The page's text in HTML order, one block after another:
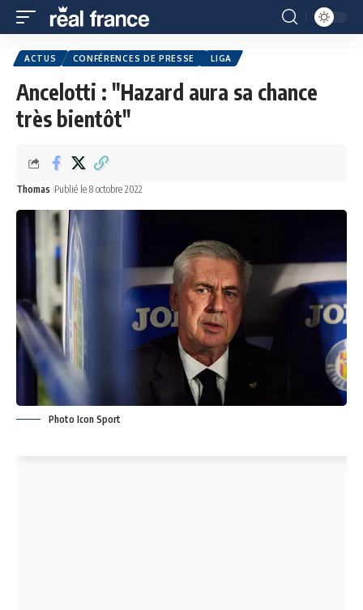
ACTUS CONFÉRENCES DE PRESSE LIGA
Ancelotti : "Hazard aura sa chance
très bientôt"
Thomas Publié le 8 octobre 2022
Photo Icon Sport